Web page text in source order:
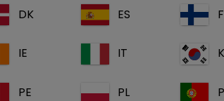
DK ES
IE IT
PE PL